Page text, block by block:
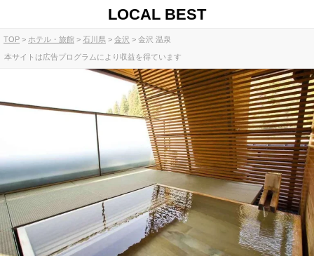
LOCAL BEST
TOP ホテル・旅館 石川県 金沢 金沢 温泉
本サイトは広告プログラムにより収益を得ています